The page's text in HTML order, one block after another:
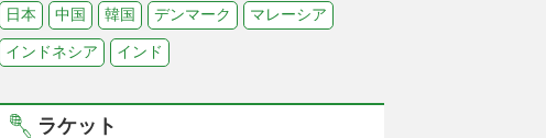
日本
中国 韓国 デンマーク マレーシア
インドネシア インド
ラケット